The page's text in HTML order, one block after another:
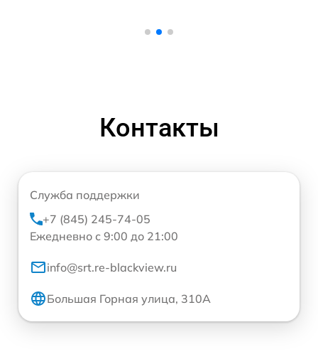
Контакты
Служба поддержки
+7 (845) 245-74-05
Ежедневно с 9:00 до 21:00
info@srt.re-blackview.ru
Большая Горная улица, 310А